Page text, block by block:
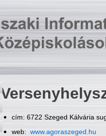
cím: 6722 Szeged Kálvária
web: www.agoraszeged.hu